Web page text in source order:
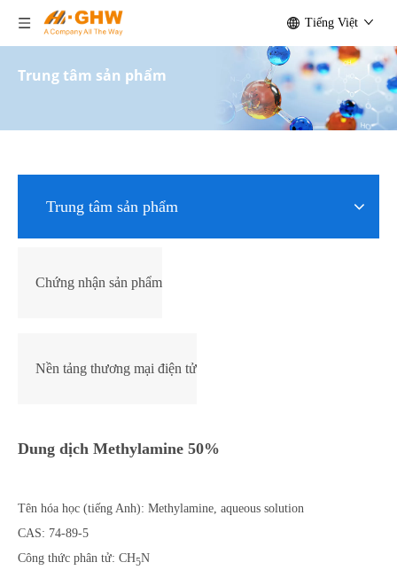
Tiếng Việt
Trung tâm sản phẩm
Trung tâm sản phẩm
Chứng nhận sản phẩm
Nền tảng thương mại điện tử
Dung dịch Methylamine 50%
Tên hóa học (tiếng Anh): Methylamine, aqueous solution
CAS: 74-89-5
Công thức phân tử: CH5N